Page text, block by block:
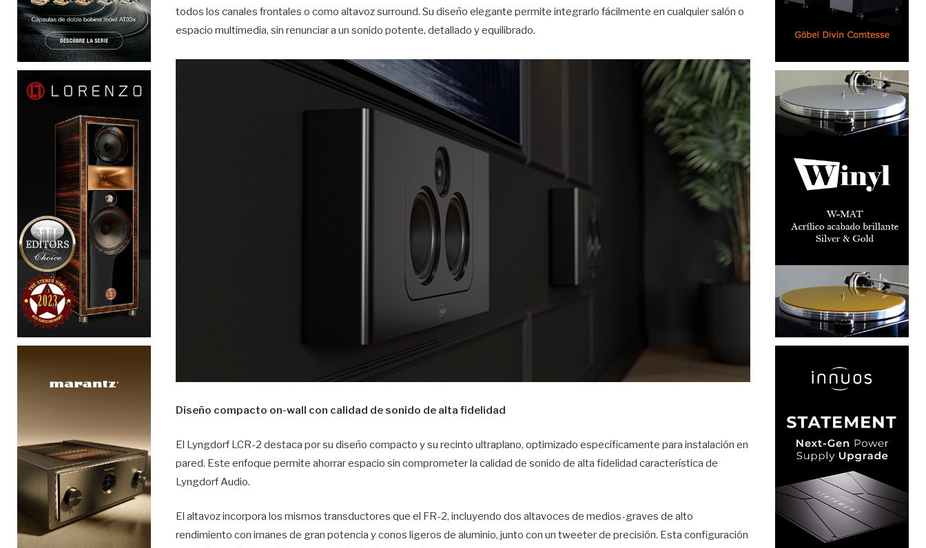
todos los canales frontales o como altavoz surround. Su diseño elegante permite integrarlo fácilmente en cualquier salón o
espacio multimedia, sin renunciar a un sonido potente, detallado y equilibrado.
Diseño compacto on-wall con calidad de sonido de alta fidelidad
El Lyngdorf LCR-2 destaca por su diseño compacto y su recinto ultraplano, optimizado específicamente para instalación en
pared. Este enfoque permite ahorrar espacio sin comprometer la calidad de sonido de alta fidelidad característica de
Lyngdorf Audio.
El altavoz incorpora los mismos transductores que el FR-2, incluyendo dos altavoces de medios-graves de alto
rendimiento con imanes de gran potencia y conos ligeros de aluminio, junto con un tweeter de precisión. Esta configuración